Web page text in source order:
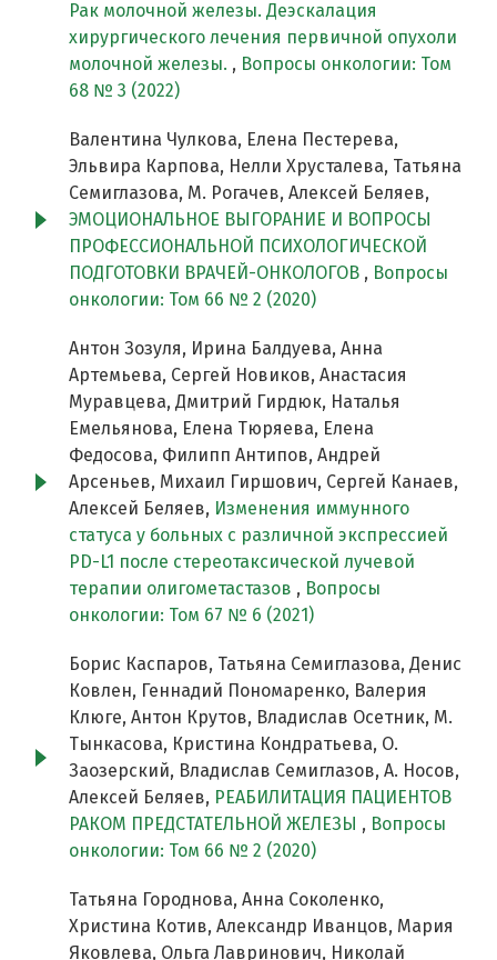
Рак молочной железы. Деэскалация
хирургического лечения первичной опухоли
молочной железы. , Вопросы онкологии: Том
68 № 3 (2022)
Валентина Чулкова, Елена Пестерева,
Эльвира Карпова, Нелли Хрусталева, Татьяна
Семиглазова, М. Рогачев, Алексей Беляев,
ЭМОЦИОНАЛЬНОЕ ВЫГОРАНИЕ И ВОПРОСЫ
ПРОФЕССИОНАЛЬНОЙ ПСИХОЛОГИЧЕСКОЙ
ПОДГОТОВКИ ВРАЧЕЙ-ОНКОЛОГОВ , Вопросы
онкологии: Том 66 № 2 (2020)
Антон Зозуля, Ирина Балдуева, Анна
Артемьева, Сергей Новиков, Анастасия
Муравцева, Дмитрий Гирдюк, Наталья
Емельянова, Елена Тюряева, Елена
Федосова, Филипп Антипов, Андрей
Арсеньев, Михаил Гиршович, Сергей Канаев,
Алексей Беляев, Изменения иммунного
статуса у больных с различной экспрессией
PD-L1 после стереотаксической лучевой
терапии олигометастазов , Вопросы
онкологии: Том 67 № 6 (2021)
Борис Каспаров, Татьяна Семиглазова, Денис
Ковлен, Геннадий Пономаренко, Валерия
Клюге, Антон Крутов, Владислав Осетник, М.
Тынкасова, Кристина Кондратьева, О.
Заозерский, Владислав Семиглазов, А. Носов,
Алексей Беляев, РЕАБИЛИТАЦИЯ ПАЦИЕНТОВ
РАКОМ ПРЕДСТАТЕЛЬНОЙ ЖЕЛЕЗЫ , Вопросы
онкологии: Том 66 № 2 (2020)
Татьяна Городнова, Анна Соколенко,
Христина Котив, Александр Иванцов, Мария
Яковлева, Ольга Лавринович, Николай